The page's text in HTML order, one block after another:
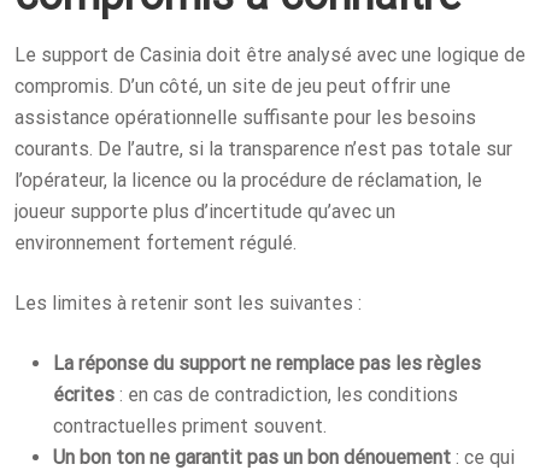
Le support de Casinia doit être analysé avec une logique de
compromis. D’un côté, un site de jeu peut offrir une
assistance opérationnelle suffisante pour les besoins
courants. De l’autre, si la transparence n’est pas totale sur
l’opérateur, la licence ou la procédure de réclamation, le
joueur supporte plus d’incertitude qu’avec un
environnement fortement régulé.
Les limites à retenir sont les suivantes :
La réponse du support ne remplace pas les règles
écrites : en cas de contradiction, les conditions
contractuelles priment souvent.
Un bon ton ne garantit pas un bon dénouement : ce qui